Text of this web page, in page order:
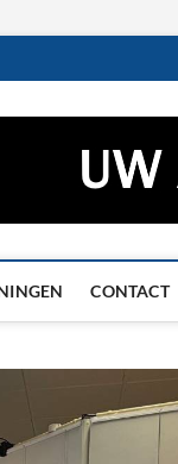
– Het
CONTACT